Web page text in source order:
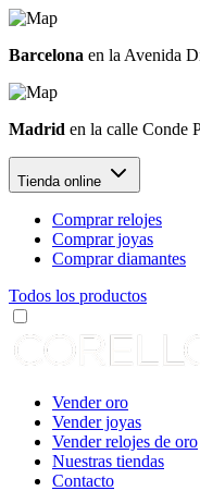
Barcelona en la Avenida
Madrid en la calle Conde
Tienda online
Comprar relojes
Comprar joyas
Comprar diamantes
Todos los productos
Vender oro
Vender joyas
Vender relojes de oro
Nuestras tiendas
Contacto